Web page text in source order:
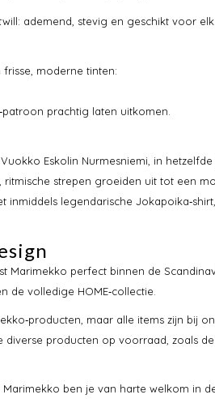
ademend, stevig en geschikt voor elk
moderne tinten:
prachtig laten uitkomen.
Eskolin Nurmesniemi, in
strepen groeiden uit tot een
legendarische
Marimekko perfect binnen de
volledige HOME‑collectie.
maar alle items zijn bij
diverse producten op voorraad, zoals
ben je van harte welkom in